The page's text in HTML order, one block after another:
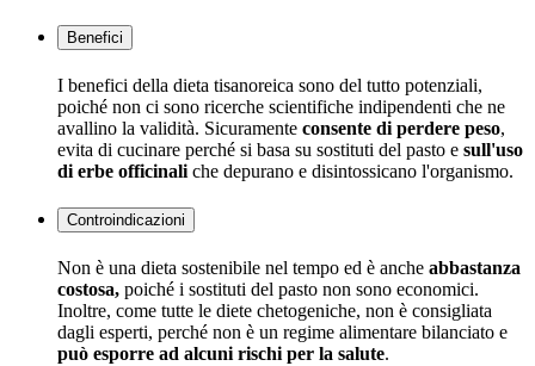
Benefici
I benefici della dieta tisanoreica sono del tutto potenziali,
poiché non ci sono ricerche scientifiche indipendenti che ne
avallino la validità. Sicuramente consente di perdere peso,
evita di cucinare perché si basa su sostituti del pasto e sull'uso
di erbe officinali che depurano e disintossicano l'organismo.
Controindicazioni
Non è una dieta sostenibile nel tempo ed è anche abbastanza
costosa, poiché i sostituti del pasto non sono economici.
Inoltre, come tutte le diete chetogeniche, non è consigliata
dagli esperti, perché non è un regime alimentare bilanciato e
può esporre ad alcuni rischi per la salute.